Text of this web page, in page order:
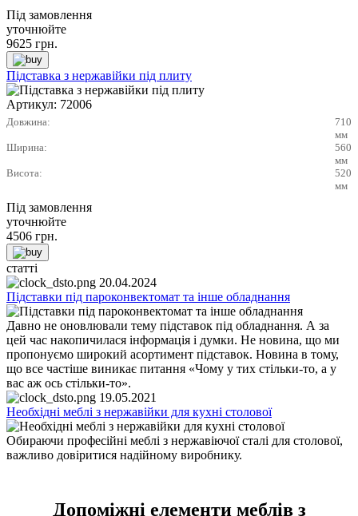
Під замовлення
уточнюйте
9625 грн.
Підставка з нержавійки під плиту
Артикул: 72006
Довжина:
710
мм
Ширина:
560
мм
Висота:
520
мм
Під замовлення
уточнюйте
4506 грн.
статті
20.04.2024
Підставки під пароконвектомат та інше обладнання
Давно не оновлювали тему підставок під обладнання. А за
цей час накопичилася інформація і думки. Не новина, що ми
пропонуємо широкий асортимент підставок. Новина в тому,
що все частіше виникає питання «Чому у тих стільки-то, а у
вас аж ось стільки-то».
19.05.2021
Необхідні меблі з нержавійки для кухні столової
Обираючи професійні меблі з нержавіючої сталі для столової,
важливо довіритися надійному виробнику.
Допоміжні елементи меблів з